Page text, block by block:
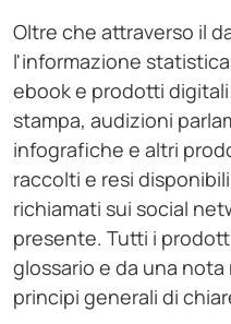
Oltre che attraverso il
l'informazione
ebook e prodotti
stampa, audizioni
infografiche e altri
raccolti e resi
richiamati sui social
presente. Tutti i
glossario e da una
principi generali di